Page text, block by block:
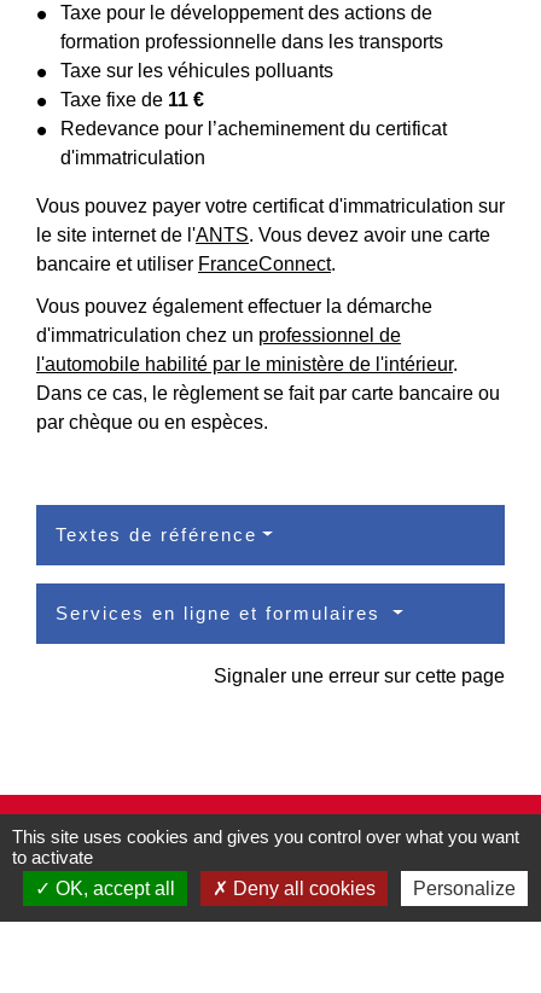
Taxe pour le développement des actions de
formation professionnelle dans les transports
Taxe sur les véhicules polluants
Taxe fixe de 11 €
Redevance pour l’acheminement du certificat
d'immatriculation
Vous pouvez payer votre certificat d'immatriculation sur
le site internet de l'ANTS. Vous devez avoir une carte
bancaire et utiliser FranceConnect.
Vous pouvez également effectuer la démarche
d'immatriculation chez un professionnel de
l'automobile habilité par le ministère de l'intérieur.
Dans ce cas, le règlement se fait par carte bancaire ou
par chèque ou en espèces.
Textes de référence
Services en ligne et formulaires
Signaler une erreur sur cette page
Contacts
Commune de Pullay
2 rue des Rossignols
This site uses cookies and gives you control over what you want
to activate
OK, accept all
Deny all cookies Personalize